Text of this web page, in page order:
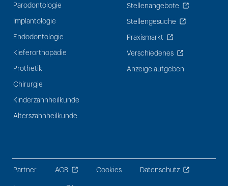
Parodontologie
Implantologie
Endodontologie
Kieferorthopädie
Prothetik
Chirurgie
Kinderzahnheilkunde
Alterszahnheilkunde
Stellenangebote
Stellengesuche
Praxismarkt
Verschiedenes
Anzeige aufgeben
Partner AGB Cookies Datenschutz